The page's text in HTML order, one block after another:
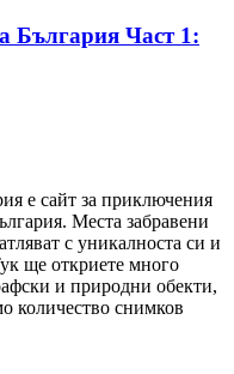
България Част 1:
е сайт за приключения
Места забравени
с уникалноста си и
ще откриете много
и природни обекти,
количество снимков